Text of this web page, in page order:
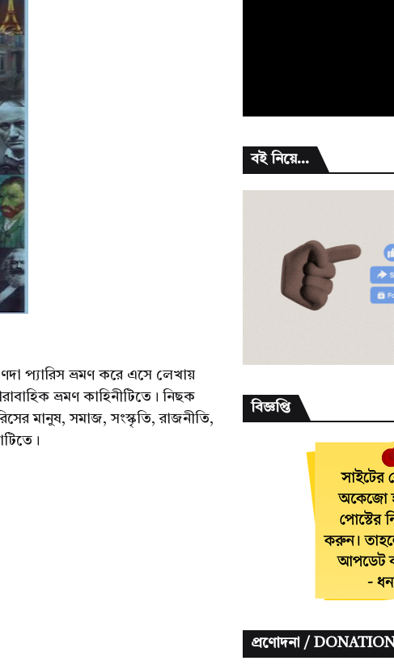
প্যারিস ভ্রমণ করে এসে লেখায়
ভ্রমণ কাহিনীটিতে। নিছক
মানুষ, সমাজ, সংস্কৃতি, রাজনীতি,
বই নিয়ে...
বিজ্ঞপ্তি
প্রণোদনা / DONATION